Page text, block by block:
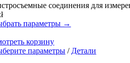
выбрать
странице
соединения для
параметры →
корзину
параметры Этот
/ Детали